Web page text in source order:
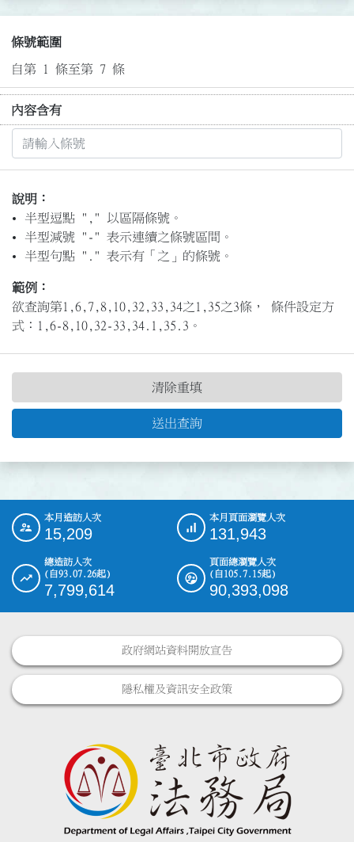
條號範圍
自第 1 條至第 7 條
內容含有
說明：
半型逗點 "," 以區隔條號。
半型減號 "-" 表示連續之條號區間。
半型句點 "." 表示有「之」的條號。
範例：
欲查詢第1,6,7,8,10,32,33,34之1,35之3條， 條件設定方
式：1,6-8,10,32-33,34.1,35.3。
送出查詢
清除重填
::: 本月造訪人次
15,209
本月頁面瀏覽人次
131,943
總造訪人次
(自93.07.26起)
7,799,614
頁面總瀏覽人次
(自105.7.15起)
90,393,098
政府網站資料開放宣告
隱私權及資訊安全政策